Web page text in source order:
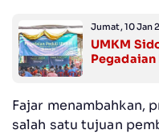
Jumat, 10 Jan
UMKM
Pegadaian
Fajar menambahkan,
salah satu tujuan